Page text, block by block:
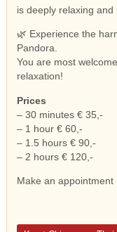
is deeply relaxing and
🌿 Experience the
Pandora.
You are most
relaxation!
Prices
– 30 minutes € 35,-
– 1 hour € 60,-
– 1.5 hours € 90,-
– 2 hours € 120,-
Make an appointment